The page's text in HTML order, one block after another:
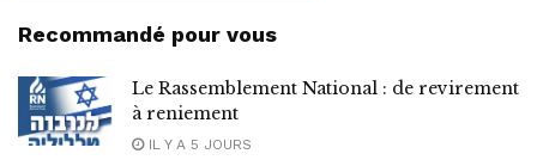
Recommandé pour vous
Le Rassemblement National : de revirement
à reniement
IL Y A 5 JOURS